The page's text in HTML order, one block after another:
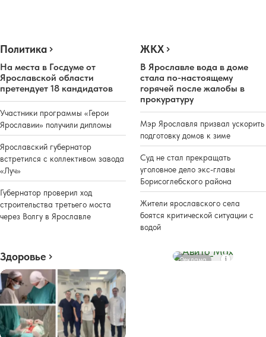
Политика
На места в Госдуме от
Ярославской области
претендует 18 кандидатов
Участники программы «Герои
Ярославии» получили дипломы
Ярославский губернатор
встретился с коллективом завода
«Луч»
Губернатор проверил ход
строительства третьего моста
через Волгу в Ярославле
ЖКХ
В Ярославле вода в доме
стала по-настоящему
горячей после жалобы в
прокуратуру
Мэр Ярославля призвал ускорить
подготовку домов к зиме
Суд не стал прекращать
уголовное дело экс-главы
Борисоглебского района
Жители ярославского села
боятся критической ситуации с
водой
Здоровье Реклама